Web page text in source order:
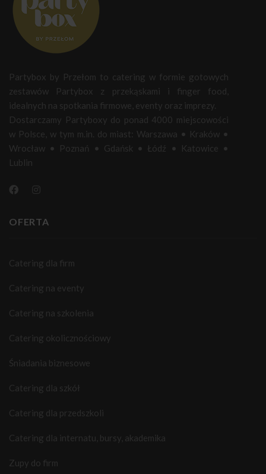
Partybox by Przełom to catering w formie gotowych
zestawów Partybox z przekąskami i finger food,
idealnych na spotkania firmowe, eventy oraz imprezy.
Dostarczamy Partyboxy do ponad 4000 miejscowości
w Polsce, w tym m.in. do miast: Warszawa • Kraków •
Wrocław • Poznań • Gdańsk • Łódź • Katowice •
Lublin
OFERTA
Catering dla firm
Catering na eventy
Catering na szkolenia
Catering okolicznościowy
Śniadania biznesowe
Catering dla szkół
Catering dla przedszkoli
Catering dla internatu, bursy, akademika
Zupy do firm